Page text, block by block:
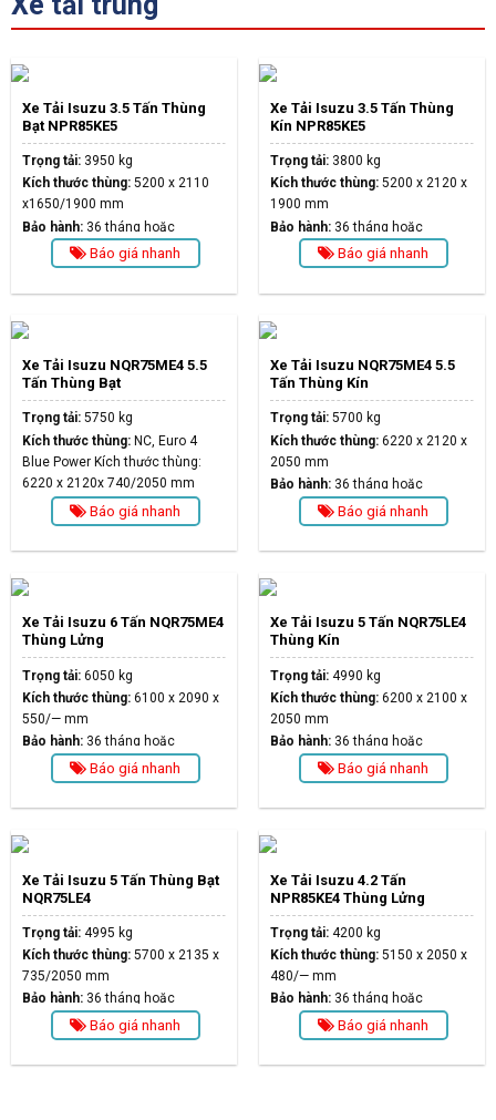
Xe Tải Isuzu 3.5 Tấn Thùng
Bạt NPR85KE5
Trọng tải:3950 kg
Kích thước thùng:5200 x 2110
x1650/1900 mm
Bảo hành: 36 tháng hoặc
100.000kmBáo giá nhanh
Xe Tải Isuzu 3.5 Tấn Thùng
Kín NPR85KE5
Trọng tải:3800 kg
Kích thước thùng:5200 x 2120 x
1900 mm
Bảo hành: 36 tháng hoặc
100.000kmBáo giá nhanh
Xe Tải Isuzu NQR75ME4 5.5
Tấn Thùng Bạt
Trọng tải:5750 kg
Kích thước thùng:NC, Euro 4
Blue Power Kích thước thùng:
6220 x 2120x 740/2050 mm
Bảo hành: 36 tháng hoặc
100.000km
Báo giá nhanh
Xe Tải Isuzu NQR75ME4 5.5
Tấn Thùng Kín
Trọng tải:5700 kg
Kích thước thùng:6220 x 2120 x
2050 mm
Bảo hành: 36 tháng hoặc
100.000kmBáo giá nhanh
Xe Tải Isuzu 6 Tấn NQR75ME4
Thùng Lửng
Trọng tải:6050 kg
Kích thước thùng:6100 x 2090 x
550/— mm
Bảo hành: 36 tháng hoặc
100.000kmBáo giá nhanh
Xe Tải Isuzu 5 Tấn NQR75LE4
Thùng Kín
Trọng tải:4990 kg
Kích thước thùng:6200 x 2100 x
2050 mm
Bảo hành: 36 tháng hoặc
100.000kmBáo giá nhanh
Xe Tải Isuzu 5 Tấn Thùng Bạt
NQR75LE4
Trọng tải:4995 kg
Kích thước thùng:5700 x 2135 x
735/2050 mm
Bảo hành: 36 tháng hoặc
100.000kmBáo giá nhanh
Xe Tải Isuzu 4.2 Tấn
NPR85KE4 Thùng Lửng
Trọng tải:4200 kg
Kích thước thùng:5150 x 2050 x
480/— mm
Bảo hành: 36 tháng hoặc
100.000kmBáo giá nhanh